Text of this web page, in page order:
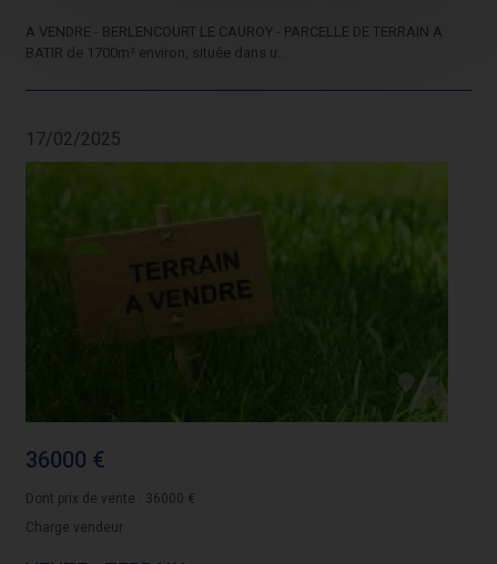
A VENDRE - BERLENCOURT LE CAUROY - PARCELLE DE TERRAIN A
BATIR de 1700m² environ, située dans u...
17/02/2025
36000 €
Dont prix de vente : 36000 €
Charge vendeur